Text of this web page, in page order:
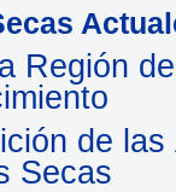
Región
de
Secas